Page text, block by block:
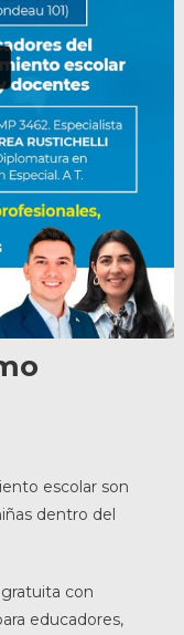
escolar son
dentro del
con
educadores,